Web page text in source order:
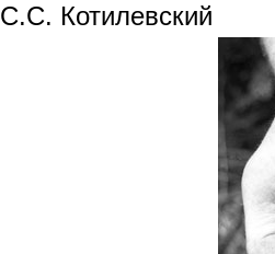
С.С. Котилевский